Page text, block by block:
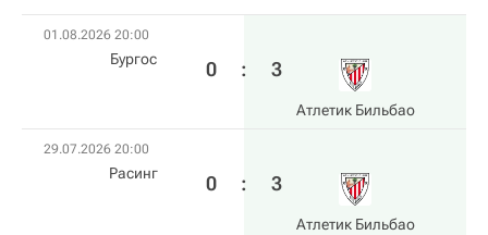
01.08.2026 20:00
Бургос 0 : 3
Атлетик Бильбао
29.07.2026 20:00
Расинг 0 : 3
Атлетик Бильбао